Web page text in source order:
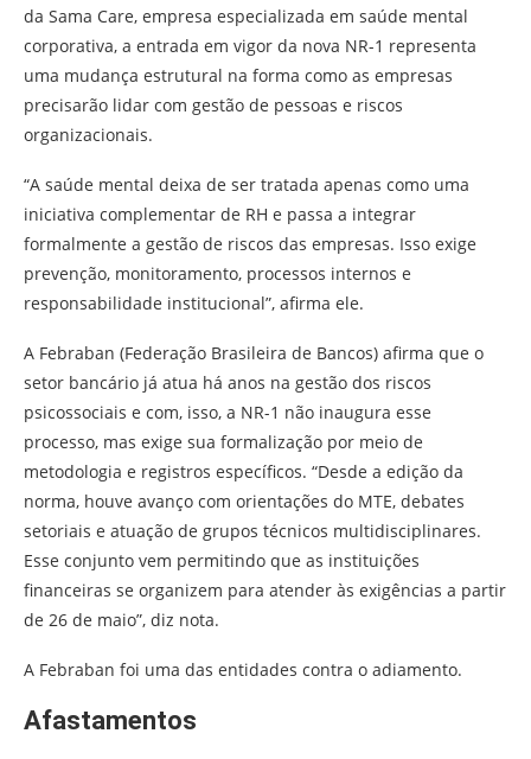
da Sama Care, empresa especializada em saúde mental
corporativa, a entrada em vigor da nova NR-1 representa
uma mudança estrutural na forma como as empresas
precisarão lidar com gestão de pessoas e riscos
organizacionais.
“A saúde mental deixa de ser tratada apenas como uma
iniciativa complementar de RH e passa a integrar
formalmente a gestão de riscos das empresas. Isso exige
prevenção, monitoramento, processos internos e
responsabilidade institucional”, afirma ele.
A Febraban (Federação Brasileira de Bancos) afirma que o
setor bancário já atua há anos na gestão dos riscos
psicossociais e com, isso, a NR-1 não inaugura esse
processo, mas exige sua formalização por meio de
metodologia e registros específicos. “Desde a edição da
norma, houve avanço com orientações do MTE, debates
setoriais e atuação de grupos técnicos multidisciplinares.
Esse conjunto vem permitindo que as instituições
financeiras se organizem para atender às exigências a partir
de 26 de maio”, diz nota.
A Febraban foi uma das entidades contra o adiamento.
Afastamentos